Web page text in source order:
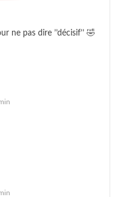
ne pas dire ’’décisif’’ 🤣